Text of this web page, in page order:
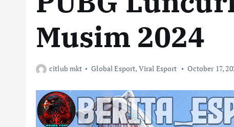
Musim 2024
citlub mkt Global Esport, Viral Esport October 17,